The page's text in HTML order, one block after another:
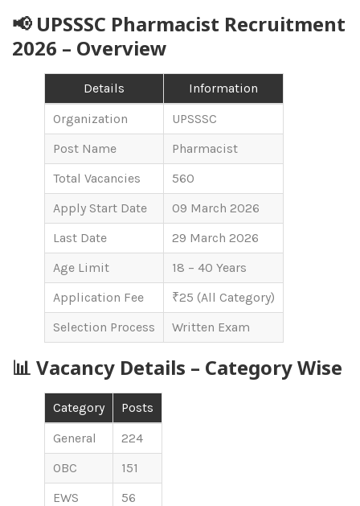
📢 UPSSSC Pharmacist Recruitment
2026 – Overview
Details
Information
Organization
UPSSSC
Post Name
Pharmacist
Total Vacancies
560
Apply Start Date
09 March 2026
Last Date
29 March 2026
Age Limit
18 – 40 Years
Application Fee
₹25 (All Category)
Selection Process
Written Exam
📊 Vacancy Details – Category Wise
Category
Posts
General
224
OBC
151
EWS
56